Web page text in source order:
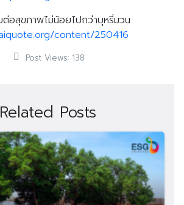
อสุขภาพไม่น้อยไปกว่าบุหรี่มวน
content/250416
Post Views: 138
Related Posts